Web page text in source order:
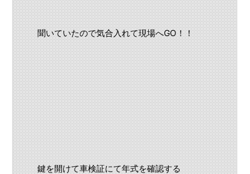
聞いていたので気合入れて現場へGO！！
鍵を開けて車検証にて年式を確認する